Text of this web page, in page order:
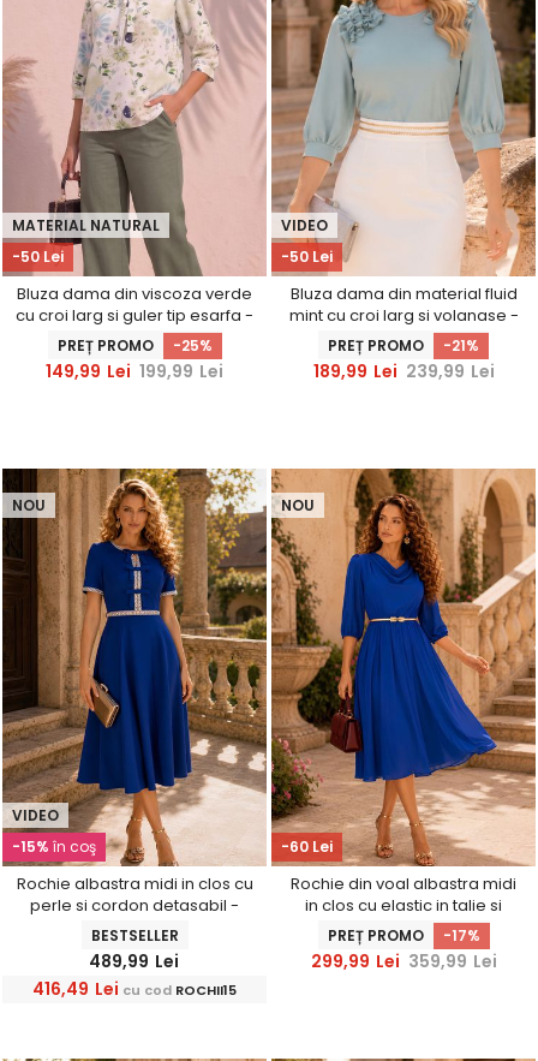
-50 Lei
MATERIAL NATURAL
Bluza dama din viscoza verde
cu croi larg si guler tip esarfa -
StarShinerS
PREȚ PROMO -25%
149,99 Lei 199,99 Lei
-50 Lei
VIDEO
Bluza dama din material fluid
mint cu croi larg si volanase -
StarShinerS
PREȚ PROMO -21%
189,99 Lei 239,99 Lei
-15% în coş
VIDEO
NOU
Rochie albastra midi in clos cu
perle si cordon detasabil -
StarShinerS
BESTSELLER
489,99 Lei
416,49 Lei cu cod ROCHII15
-60 Lei
NOU
Rochie din voal albastra midi
in clos cu elastic in talie si
decolteu cazut - StarShinerS
PREȚ PROMO -17%
299,99 Lei 359,99 Lei